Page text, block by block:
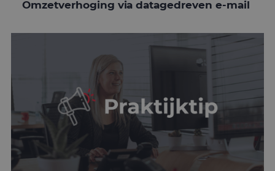
Omzetverhoging via datagedreven e-mail